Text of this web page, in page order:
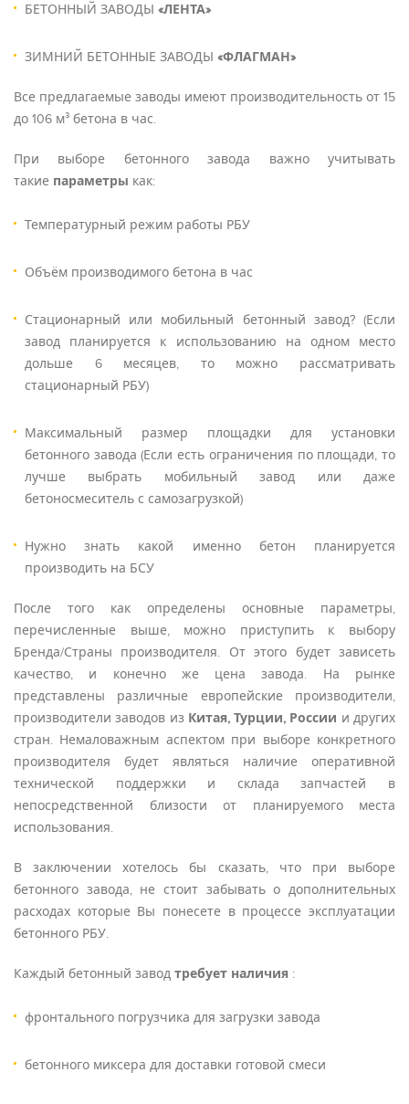
БЕТОННЫЙ ЗАВОДЫ «ЛЕНТА»
ЗИМНИЙ БЕТОННЫЕ ЗАВОДЫ «ФЛАГМАН»
Все предлагаемые заводы имеют производительность от 15
до 106 м³ бетона в час.
При выборе бетонного завода важно учитывать
такие параметры как:
Температурный режим работы РБУ
Объём производимого бетона в час
Стационарный или мобильный бетонный завод? (Если
завод планируется к использованию на одном место
дольше 6 месяцев, то можно рассматривать
стационарный РБУ)
Максимальный размер площадки для установки
бетонного завода (Если есть ограничения по площади, то
лучше выбрать мобильный завод или даже
бетоносмеситель с самозагрузкой)
Нужно знать какой именно бетон планируется
производить на БСУ
После того как определены основные параметры,
перечисленные выше, можно приступить к выбору
Бренда/Страны производителя. От этого будет зависеть
качество, и конечно же цена завода. На рынке
представлены различные европейские производители,
производители заводов из Китая, Турции, России и других
стран. Немаловажным аспектом при выборе конкретного
производителя будет являться наличие оперативной
технической поддержки и склада запчастей в
непосредственной близости от планируемого места
использования.
В заключении хотелось бы сказать, что при выборе
бетонного завода, не стоит забывать о дополнительных
расходах которые Вы понесете в процессе эксплуатации
бетонного РБУ.
Каждый бетонный завод требует наличия :
фронтального погрузчика для загрузки завода
бетонного миксера для доставки готовой смеси